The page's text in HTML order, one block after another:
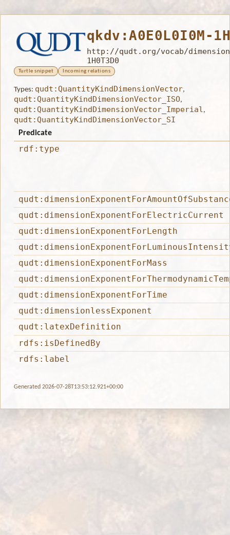
qkdv:A0E0L0I0M-
http://qudt.org/vocab/
1H0T3D0
Turtle snippet Incoming relations
Types: qudt:QuantityKindDimensionVector,
qudt:QuantityKindDimensionVector_ISO,
qudt:QuantityKindDimensionVector_Imperial,
qudt:QuantityKindDimensionVector_SI
Predicate
rdf:type
qudt:dimensionExponentForElectricCurrent
qudt:dimensionExponentForLength
qudt:dimensionExponentForMass
qudt:dimensionExponentForTime
qudt:dimensionlessExponent
qudt:latexDefinition
rdfs:isDefinedBy
rdfs:label
Generated 2026-07-28T13:53:12.921+00:00